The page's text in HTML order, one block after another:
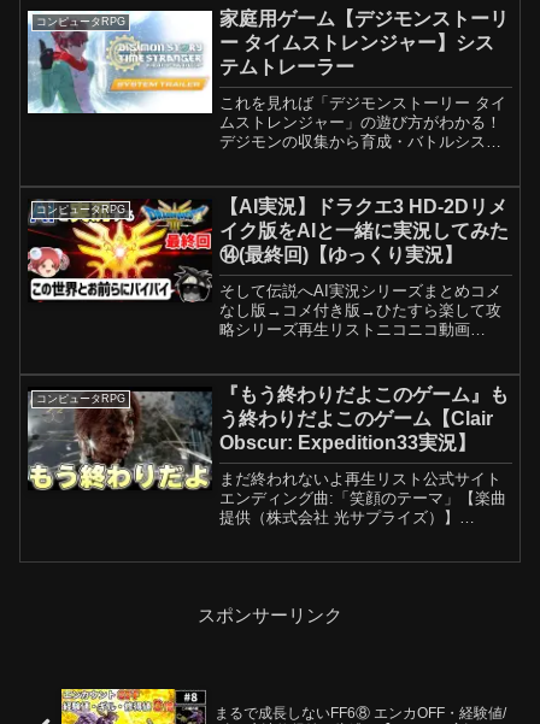
ネルTwitter＞【使用させて頂いている音
声】Voice...
コンピュータRPG
家庭用ゲーム【デジモンストーリ
ー タイムストレンジャー】シス
テムトレーラー
これを見れば「デジモンストーリー タイ
ムストレンジャー」の遊び方がわかる！
デジモンの収集から育成・バトルシステ
組織"ADAMAS"のエージェントとしての
任務に備えよう！...
コンピュータRPG
【AI実況】ドラクエ3 HD-2Dリメ
イク版をAIと一緒に実況してみた
⑭(最終回)【ゆっくり実況】
そして伝説へAI実況シリーズまとめコメ
なし版→コメ付き版→ひたすら楽して攻
略シリーズ再生リストニコニコ動画
会社スクウェア・エニックスを代表とす
る共同著作者が権利...
コンピュータRPG
『もう終わりだよこのゲーム』も
う終わりだよこのゲーム【Clair
Obscur: Expedition33実況】
まだ終われないよ再生リスト公式サイト
エンディング曲:「笑顔のテーマ」【楽曲
提供（株式会社 光サプライズ）】
スポンサーリンク
まるで成長しないFF6⑧ エンカOFF・経験値/